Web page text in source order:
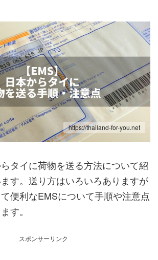
https://thailand-for-you.net
タイに荷物を送る方法について紹
す。送り方はいろいろありますが
便利なEMSについて手順や注意点
す。
スポンサーリンク